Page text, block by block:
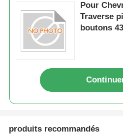
Pour
Traverse
boutons
produits recommandés